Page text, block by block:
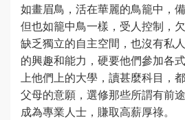
如畫眉鳥，活在華麗的鳥籠中，
但也如籠中鳥一樣，受人控制，
缺乏獨立的自主空間，也沒有私
的興趣和能力，硬要他們參加各
上他們上的大學，讀甚麼科目，
父母的意願，選修那些所謂有前
成為專業人士，賺取高薪厚祿。